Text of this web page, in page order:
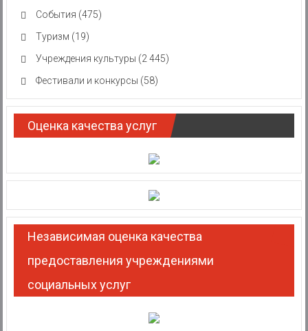
События (475)
Туризм (19)
Учреждения культуры (2 445)
Фестивали и конкурсы (58)
Оценка качества услуг
Независимая оценка качества
предоставления учреждениями
социальных услуг